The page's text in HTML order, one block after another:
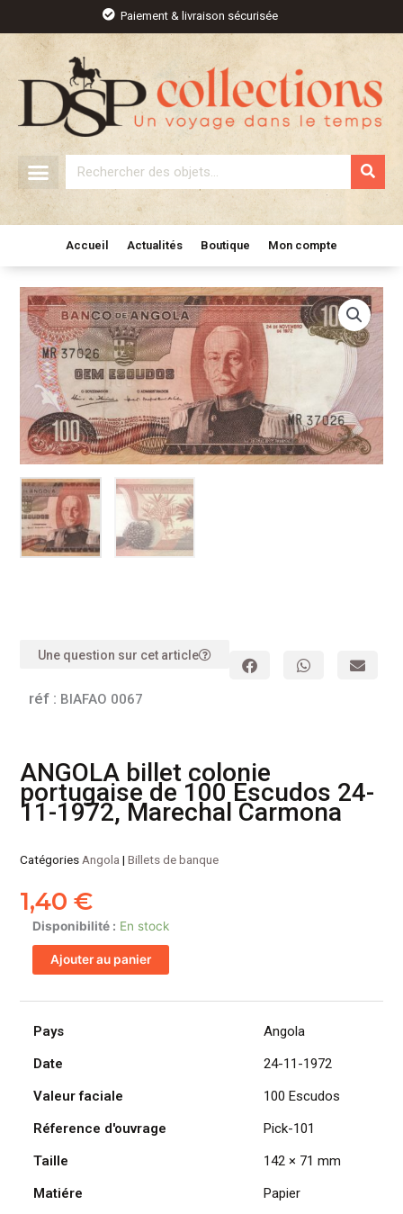
contenu
Paiement & livraison sécurisée
Rechercher
Accueil Actualités Boutique Mon compte
Une question sur cet article
réf : BIAFAO 0067
ANGOLA billet colonie
portugaise de 100 Escudos 24-
11-1972, Marechal Carmona
Catégories Angola |Billets de banque
1,40€
Disponibilité : En stock
quantité
de
ANGOLA
colonie
portugaise
100
24-
11-
Marechal
Ajouter au panier
Pays
Angola
Date
24-11-1972
Valeur faciale
100 Escudos
Réference d'ouvrage
Pick-101
Taille
142 × 71 mm
Matiére
Papier